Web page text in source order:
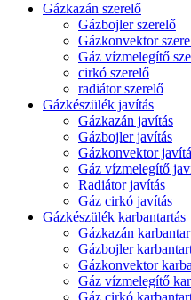
Gázkazán szerelő
Gázbojler szerelő
Gázkonvektor
Gáz vízmelegítő
cirkó szerelő
radiátor szerelő
Gázkészülék javítás
Gázkazán javítás
Gázbojler javítás
Gázkonvektor
Gáz vízmelegítő
Radiátor javítás
Gáz cirkó javítás
Gázkészülék karbantartás
Gázkazán
Gázbojler
Gázkonvektor
Gáz vízmelegítő
Gáz cirkó